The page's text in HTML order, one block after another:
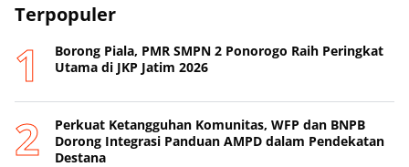
Terpopuler
Borong Piala, PMR SMPN 2 Ponorogo Raih Peringkat
Utama di JKP Jatim 2026
Perkuat Ketangguhan Komunitas, WFP dan BNPB
Dorong Integrasi Panduan AMPD dalam Pendekatan
Destana